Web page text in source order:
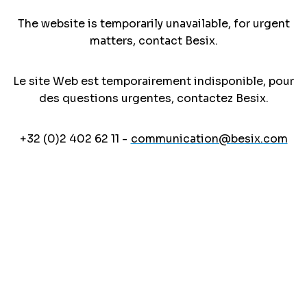
The website is temporarily unavailable, for urgent
matters, contact Besix.
Le site Web est temporairement indisponible, pour
des questions urgentes, contactez Besix.
+32 (0)2 402 62 11 - communication@besix.com